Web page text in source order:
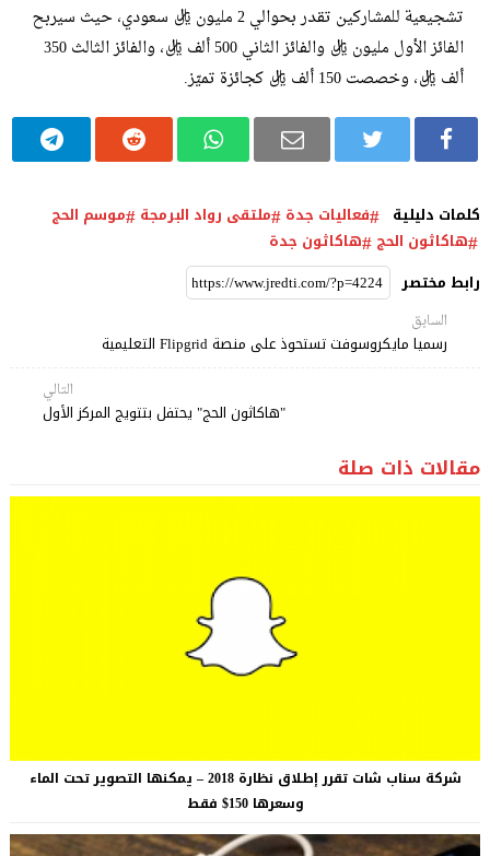
تشجيعية للمشاركين تقدر بحوالي 2 مليون ريال سعودي، حيث سيربح
الفائز الأول مليون ريال والفائز الثاني 500 ألف ريال، والفائز الثالث 350
ألف ريال، وخصصت 150 ألف ريال كجائزة تميّز.
كلمات دليلية فعاليات جدة ملتقى رواد البرمجة موسم الحج
هاكاثون الحج هاكاثون جدة
رابط مختصر
السابق
رسميا مايكروسوفت تستحوذ على منصة Flipgrid التعليمية
التالي
"هاكاثون الحج" يحتفل بتتويج المركز الأول
مقالات ذات صلة
شركة سناب شات تقرر إطلاق نظارة 2018 – يمكنها التصوير تحت الماء
وسعرها 150$ فقط